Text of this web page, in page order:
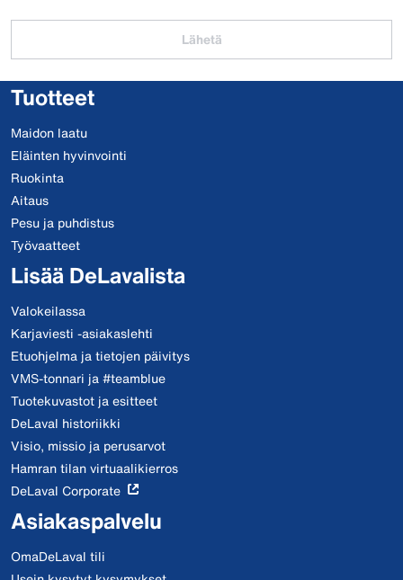
Lähetä
Tuotteet
Maidon laatu
Eläinten hyvinvointi
Ruokinta
Aitaus
Pesu ja puhdistus
Työvaatteet
Lisää DeLavalista
Valokeilassa
Karjaviesti -asiakaslehti
Etuohjelma ja tietojen päivitys
VMS-tonnari ja #teamblue
Tuotekuvastot ja esitteet
DeLaval historiikki
Visio, missio ja perusarvot
Hamran tilan virtuaalikierros
DeLaval Corporate
Asiakaspalvelu
OmaDeLaval tili